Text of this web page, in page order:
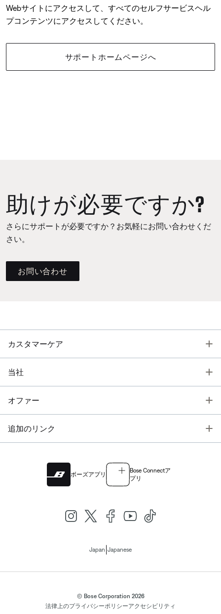
Webサイトにアクセスして、すべてのセルフサービスヘル
プコンテンツにアクセスしてください。
サポートホームページへ
助けが必要ですか?
さらにサポートが必要ですか？お気軽にお問い合わせくだ
さい。
お問い合わせ
カスタマーケア
当社
オファー
追加のリンク
ボーズアプリ
Bose Connectア
プリ
Japan Japanese
© Bose Corporation 2026
法律上のプライバシーポリシーアクセシビリティ